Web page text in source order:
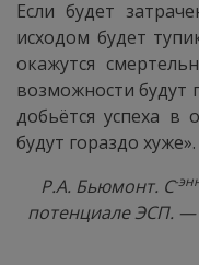
Если будет
исходом будет
окажутся
возможности будут
добьётся успеха в
будут гораздо хуже».
Р.А. Бьюмонт. С-
потенциале ЭСП.